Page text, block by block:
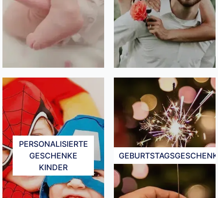
PERSONALISIERTE
GESCHENKE
KINDER
GEBURTSTAGSGESCHENK